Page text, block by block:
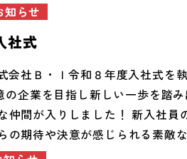
を引く、世界に一台だけのトラッ
ではないでしょうか？ もちろん
ートしても、先輩が隣に乗って
てくださいね。 弊社は、新しい
働く仲間の『やりたい』を全力
ELFmio（エルフミオ）』をはじ
方でも、充実のバックアップ体制
知らせ
社式
会社Ｂ・Ｉ令和８年度入社式を
の企業を目指し新しい一歩を踏
仲間が入りしました！ 新入社員
の期待や決意が感じられる素敵
括所長から新社会人生活へ向け